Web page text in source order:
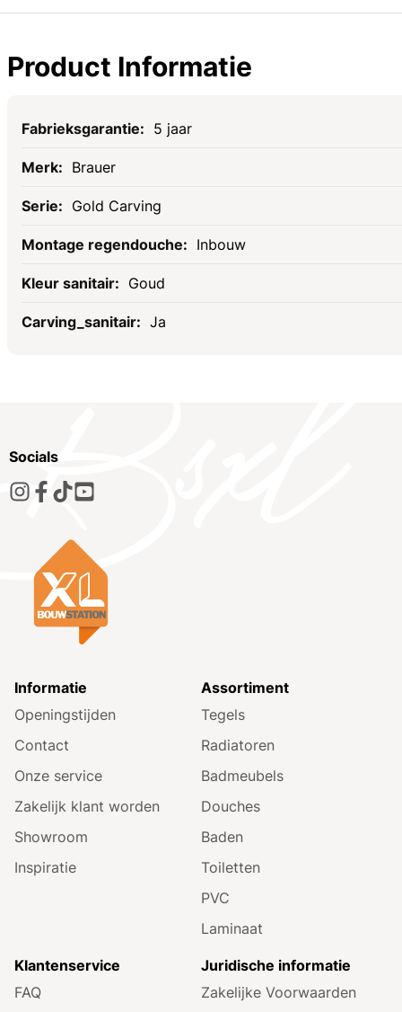
Product Informatie
Specificaties
5 jaar
Brauer
Gold Carving
Inbouw
Goud
Ja
Socials
Informatie
Openingstijden
Contact
Onze service
Zakelijk klant worden
Showroom
Inspiratie
Assortiment
Tegels
Radiatoren
Badmeubels
Douches
Baden
Toiletten
PVC
Laminaat
Klantenservice
FAQ
Juridische informatie
Zakelijke Voorwaarden